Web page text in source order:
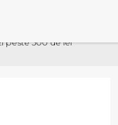
peste 500 de lei